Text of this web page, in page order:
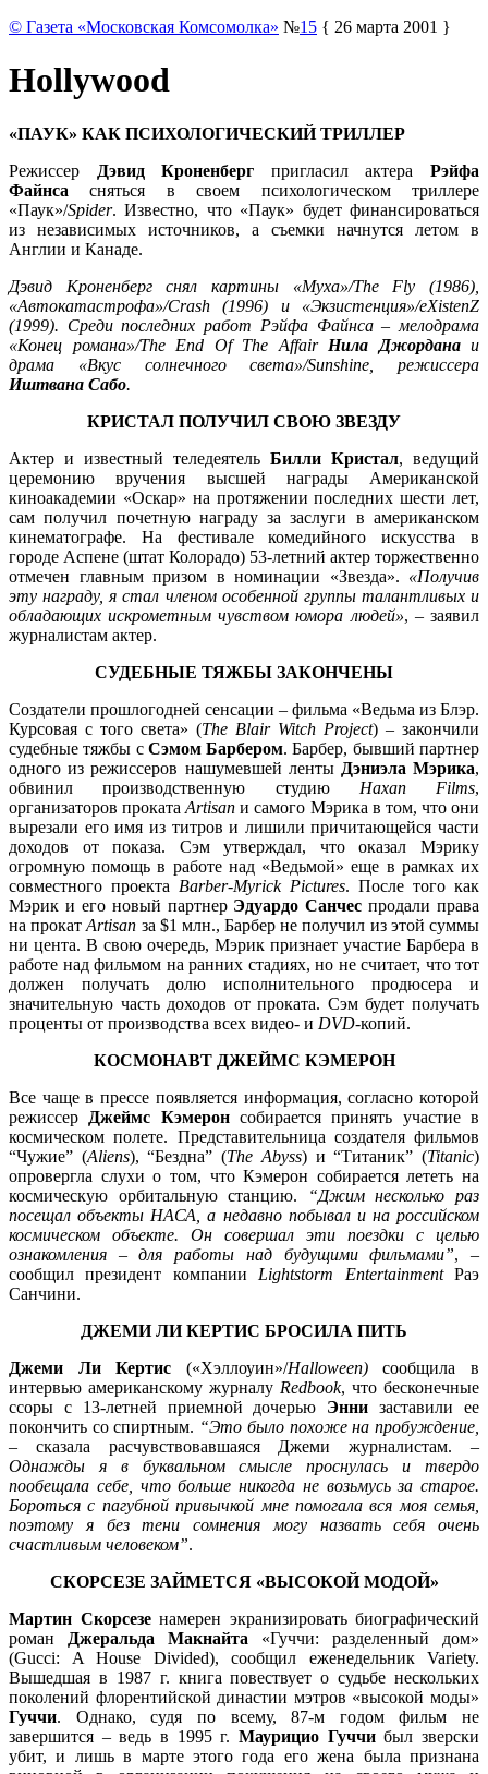
© Газета «Московская Комсомолка» №15 { 26 марта 2001 }
Hollywood
«ПАУК» КАК ПСИХОЛОГИЧЕСКИЙ ТРИЛЛЕР
Режиссер
Дэвид Кроненберг пригласил актераРэйфа
Файнса сняться в своем психологическом триллере
«Паук»/Spider. Известно, что «Паук» будет финансироваться
из независимых источников, а съемки начнутся летом в
Англии и Канаде.
Дэвид Кроненберг снял картины «Муха»/The Fly (1986),
«Автокатастрофа»/Crash (1996) и «Экзистенция»/eXistenZ
(1999). Среди последних работ Рэйфа Файнса – мелодрама
«Конец романа»/The End Of The Affair Нила Джорданаи
драма «Вкус солнечного света»/Sunshine, режиссера
Иштвана Сабо.
КРИСТАЛ ПОЛУЧИЛ СВОЮ ЗВЕЗДУ
Актер и известный теледеятель Билли Кристал, ведущий
церемонию вручения высшей награды Американской
киноакадемии «Оскар» на протяжении последних шести лет,
сам получил почетную награду за заслуги в американском
кинематографе. На фестивале комедийного искусства в
городе Аспене (штат Колорадо) 53-летний актер торжественно
отмечен главным призом в номинации «Звезда». «Получив
эту награду, я стал членом особенной группы талантливых и
обладающих искрометным чувством юмора людей», – заявил
журналистам актер.
СУДЕБНЫЕ ТЯЖБЫ ЗАКОНЧЕНЫ
Создатели прошлогодней сенсации – фильма «Ведьма из Блэр.
Курсовая с того света» (The Blair Witch Project) – закончили
судебные тяжбы с Сэмом Барбером. Барбер, бывший партнер
одного из режиссеров нашумевшей ленты Дэниэла Мэрика,
обвинил производственную студию Haxan Films,
организаторов прокатаArtisanи самого Мэрика в том, что они
вырезали его имя из титров и лишили причитающейся части
доходов от показа. Сэм утверждал, что оказал Мэрику
огромную помощь в работе над «Ведьмой» еще в рамках их
совместного проекта Barber-Myrick Pictures. После того как
Мэрик и его новый партнер Эдуардо Санчес продали права
на прокатArtisan за $1 млн., Барбер не получил из этой суммы
ни цента. В свою очередь, Мэрик признает участие Барбера в
работе над фильмом на ранних стадиях, но не считает, что тот
должен получать долю исполнительного продюсера и
значительную часть доходов от проката. Сэм будет получать
проценты от производства всех видео- и DVD-копий.
КОСМОНАВТ ДЖЕЙМС КЭМЕРОН
Все чаще в прессе появляется информация, согласно которой
режиссер Джеймс Кэмеронсобирается принять участие в
космическом полете. Представительница создателя фильмов
“Чужие” (Aliens), “Бездна” (The Abyss) и “Титаник” (Titanic)
опровергла слухи о том, что Кэмерон собирается лететь на
космическую орбитальную станцию.
“Джим несколько раз
посещал объекты НАСА, а недавно побывал и на российском
космическом объекте. Он совершал эти поездки с целью
ознакомления – для работы над будущими фильмами”, –
сообщил президент компании Lightstorm EntertainmentРаэ
Санчини.
ДЖЕМИ ЛИ КЕРТИС БРОСИЛА ПИТЬ
Джеми Ли Кертис («Хэллоуин»/Halloween)сообщила в
интервью американскому журналу Redbook, что бесконечные
ссоры с 13-летней приемной дочерью Энни заставили ее
покончить со спиртным. “Это было похоже на пробуждение,
– сказала расчувствовавшаяся Джеми журналистам.–
Однажды я в буквальном смысле проснулась и твердо
пообещала себе, что больше никогда не возьмусь за старое.
Бороться с пагубной привычкой мне помогала вся моя семья,
поэтому я без тени сомнения могу назвать себя очень
счастливым человеком”.
СКОРСЕЗЕ ЗАЙМЕТСЯ «ВЫСОКОЙ МОДОЙ»
Мартин Скорсезенамерен экранизировать биографический
роман
Джеральда Макнайта «Гуччи: разделенный дом»
(Gucci: A House Divided), сообщил еженедельник Variety.
Вышедшая в 1987 г. книга повествует о судьбе нескольких
поколений флорентийской династии мэтров «высокой моды»
Гуччи. Однако, судя по всему, 87-м годом фильм не
завершится – ведь в 1995 г. Маурицио Гуччибыл зверски
убит, и лишь в марте этого года его жена была признана